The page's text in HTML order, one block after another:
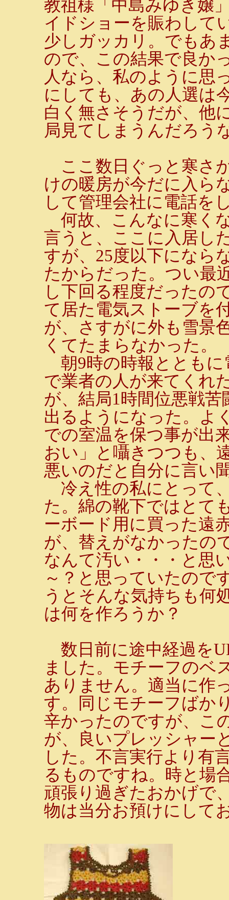
教祖様「中島みゆき嬢
イドショーを賑わして
少しガッカリ。でもあ
ので、この結果で良か
人なら、私のように思
にしても、あの人選は
白く無さそうだが、他
局見てしまうんだろう
ここ数日ぐっと寒さ
けの暖房が今だに入ら
して管理会社に電話を
何故、こんなに寒く
言うと、ここに入居し
すが、25度以下になら
たからだった。つい最
し下回る程度だったの
て居た電気ストーブを
が、さすがに外も雪景
くてたまらなかった。
朝9時の時報とともに
で業者の人が来てくれ
が、結局1時間位悪戦
出るようになった。よ
での室温を保つ事が出
おい」と囁きつつも、
悪いのだと自分に言い
冷え性の私にとって
た。綿の靴下ではとて
ーボード用に買った遠
が、替えがなかったの
なんて汚い・・・と思
～？と思っていたので
うとそんな気持ちも何
は何を作ろうか？
数日前に途中経過を
ました。モチーフのベ
ありません。適当に作
す。同じモチーフばか
辛かったのですが、こ
が、良いプレッシャー
した。不言実行より有
るものですね。時と場
頑張り過ぎたおかげで
物は当分お預けにして